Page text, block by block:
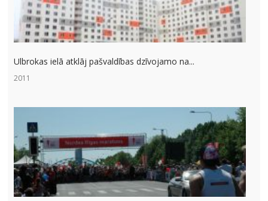
Ulbrokas ielā atklāj pašvaldības dzīvojamo na...
2011